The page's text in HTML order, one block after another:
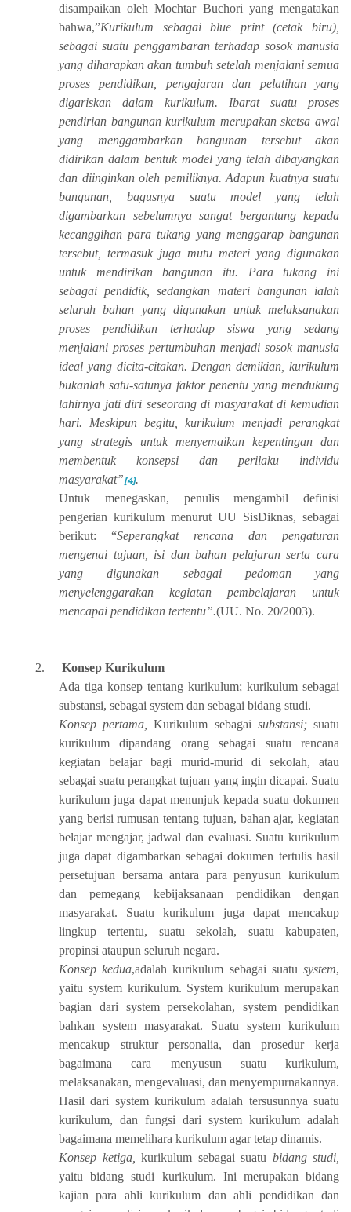
disampaikan olehMochtar Buchori yangmengatakan
bahwa,”Kurikulum sebagai blue print (cetak biru),
sebagai suatu penggambaran terhadap sosok manusia
yang diharapkan akan tumbuh setelah menjalani semua
proses pendidikan, pengajaran dan pelatihan yang
digariskan dalam kurikulum. Ibarat suatu proses
pendirian bangunan kurikulum merupakan sketsa awal
yang menggambarkan bangunan tersebut akan
didirikan dalam bentuk model yang telah dibayangkan
dan diinginkan oleh pemiliknya. Adapun kuatnya suatu
bangunan, bagusnya suatu model yang telah
digambarkan sebelumnya sangat bergantung kepada
kecanggihan para tukang yang menggarap bangunan
tersebut, termasuk juga mutu meteri yang digunakan
untuk mendirikan bangunan itu. Para tukang ini
sebagai pendidik, sedangkan materi bangunan ialah
seluruh bahan yang digunakan untuk melaksanakan
proses pendidikan terhadap siswa yang sedang
menjalani proses pertumbuhan menjadi sosok manusia
ideal yang dicita-citakan. Dengan demikian, kurikulum
bukanlah satu-satunya faktor penentu yang mendukung
lahirnya jati diri seseorang di masyarakat di kemudian
hari. Meskipun begitu, kurikulum menjadi perangkat
yang strategis untuk menyemaikan kepentingan dan
membentuk konsepsi dan perilaku individu
masyarakat”[4].
Untuk menegaskan, penulis mengambil definisi
pengerian kurikulum menurut UU SisDiknas, sebagai
berikut: “Seperangkat rencana dan pengaturan
mengenai tujuan, isi dan bahan pelajaran serta cara
yang digunakan sebagai pedoman yang
menyelenggarakan kegiatan pembelajaran untuk
mencapai pendidikan tertentu”.(UU. No. 20/2003).
2.
Konsep Kurikulum
Ada tiga konsep tentang kurikulum; kurikulum sebagai
substansi, sebagai system dan sebagai bidang studi.
Konsep pertama,Kurikulum sebagai substansi; suatu
kurikulum dipandang orang sebagai suatu rencana
kegiatan belajar bagi murid-murid di sekolah, atau
sebagai suatu perangkat tujuan yang ingin dicapai. Suatu
kurikulum juga dapat menunjuk kepada suatu dokumen
yang berisi rumusan tentang tujuan, bahan ajar, kegiatan
belajar mengajar, jadwal dan evaluasi. Suatu kurikulum
juga dapat digambarkan sebagai dokumen tertulis hasil
persetujuan bersama antara para penyusun kurikulum
dan pemegang kebijaksanaan pendidikan dengan
masyarakat. Suatu kurikulum juga dapat mencakup
lingkup tertentu, suatu sekolah, suatu kabupaten,
propinsi ataupun seluruh negara.
Konsep kedua,adalah kurikulum sebagai suatusystem,
yaitu system kurikulum. System kurikulum merupakan
bagian dari system persekolahan, system pendidikan
bahkan system masyarakat. Suatu system kurikulum
mencakup struktur personalia, dan prosedur kerja
bagaimana cara menyusun suatu kurikulum,
melaksanakan, mengevaluasi, dan menyempurnakannya.
Hasil dari system kurikulum adalah tersusunnya suatu
kurikulum, dan fungsi dari system kurikulum adalah
bagaimana memelihara kurikulum agar tetap dinamis.
Konsep ketiga, kurikulum sebagai suatu bidang studi,
yaitu bidang studi kurikulum. Ini merupakan bidang
kajian para ahli kurikulum dan ahli pendidikan dan